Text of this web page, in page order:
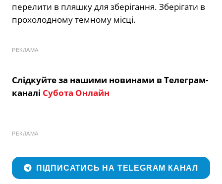
перелити в пляшку для зберігання. Зберігати в
прохолодному темному місці.
РЕКЛАМА
Слідкуйте за нашими новинами в Телеграм-
каналі Субота Онлайн
РЕКЛАМА
ПІДПИСАТИСЬ НА TELEGRAM КАНАЛ